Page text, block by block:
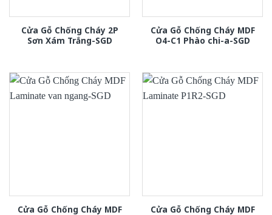
Cửa Gỗ Chống Cháy 2P
Sơn Xám Trắng-SGD
Cửa Gỗ Chống Cháy MDF
O4-C1 Phào chi-a-SGD
Cửa Gỗ Chống Cháy MDF
Cửa Gỗ Chống Cháy MDF